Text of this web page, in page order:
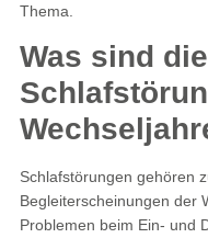
Thema.
Was sind
Schlafstörungen gehören
Begleiterscheinungen der
Problemen beim Ein- und